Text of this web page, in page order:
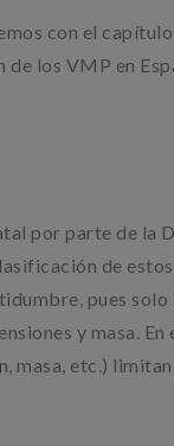
con el
los VMP en
por parte de la
de
pues
y masa.
masa, etc.)